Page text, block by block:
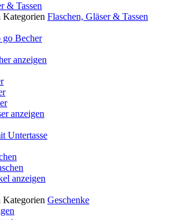
& Tassen
Kategorien Flaschen, Gläser & Tassen
go Becher
anzeigen
anzeigen
Untertasse
anzeigen
Kategorien Geschenke